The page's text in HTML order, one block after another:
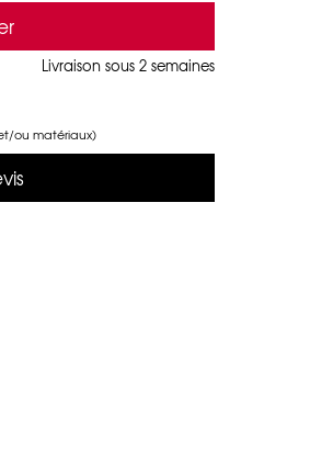
Livraison sous 2 semaines
ou matériaux)